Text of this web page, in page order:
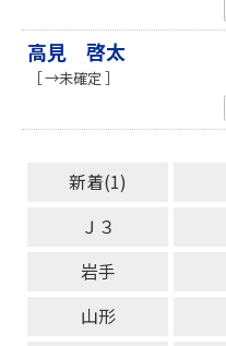
高見 啓太
［ →未確定 ］
新着(1)
Ｊ３
岩手
山形